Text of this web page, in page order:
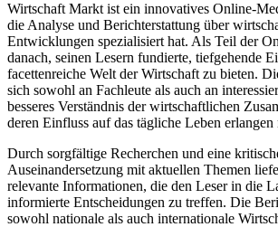
Wirtschaft Markt ist ein innovatives Online-
die Analyse und Berichterstattung über
Entwicklungen spezialisiert hat. Als Teil der
danach, seinen Lesern fundierte, tiefgehende
facettenreiche Welt der Wirtschaft zu bieten.
sich sowohl an Fachleute als auch an
besseres Verständnis der wirtschaftlichen
deren Einfluss auf das tägliche Leben erlangen
Durch sorgfältige Recherchen und eine
Auseinandersetzung mit aktuellen Themen
relevante Informationen, die den Leser in die
informierte Entscheidungen zu treffen. Die
sowohl nationale als auch internationale